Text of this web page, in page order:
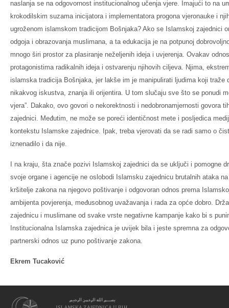
naslanja se na odgovornost institucionalnog učenja vjere. Imajući to na
krokodilskim suzama inicijatora i implementatora progona vjeronauke i
ugroženom islamskom tradicijom Bošnjaka? Ako se Islamskoj zajednici
odgoja i obrazovanja muslimana, a ta edukacija je na potpunoj
mnogo širi prostor za plasiranje neželjenih ideja i uvjerenja. Ovakav
protagonistima radikalnih ideja i ostvarenju njihovih ciljeva. Njima,
islamska tradicija Bošnjaka, jer lakše im je manipulirati ljudima koji traže
nikakvog iskustva, znanja ili orijentira. U tom slučaju sve što se ponudi
vjera”. Dakako, ovo govori o nekorektnosti i nedobronamjernosti govora
zajednici. Međutim, ne može se poreći identičnost mete i posljedica
kontekstu Islamske zajednice. Ipak, treba vjerovati da se radi samo o
iznenadilo i da nije.
I na kraju, šta znače pozivi Islamskoj zajednici da se uključi i pomogne
svoje organe i agencije ne oslobodi Islamsku zajednicu brutalnih ataka
kršitelje zakona na njegovo poštivanje i odgovoran odnos prema
ambijenta povjerenja, međusobnog uvažavanja i rada za opće dobro.
zajednicu i muslimane od svake vrste negativne kampanje kako bi s
Institucionalna Islamska zajednica je uvijek bila i jeste spremna za
partnerski odnos uz puno poštivanje zakona.
Ekrem Tucaković